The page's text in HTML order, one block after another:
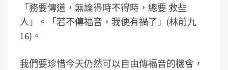
「務要傳道，無論得時不得時，總要 救些
人」。「若不傳福音，我便有禍了」(林前九
16)。
我們要珍惜今天仍然可以自由傳福音的機會，